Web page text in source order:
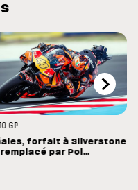
GP
forfait à Silverstone
par Pol